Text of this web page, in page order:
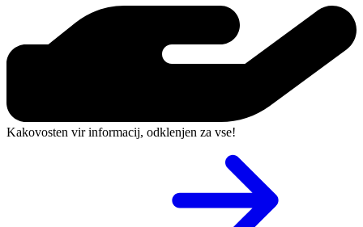
Kakovosten vir informacij, odklenjen za vse!